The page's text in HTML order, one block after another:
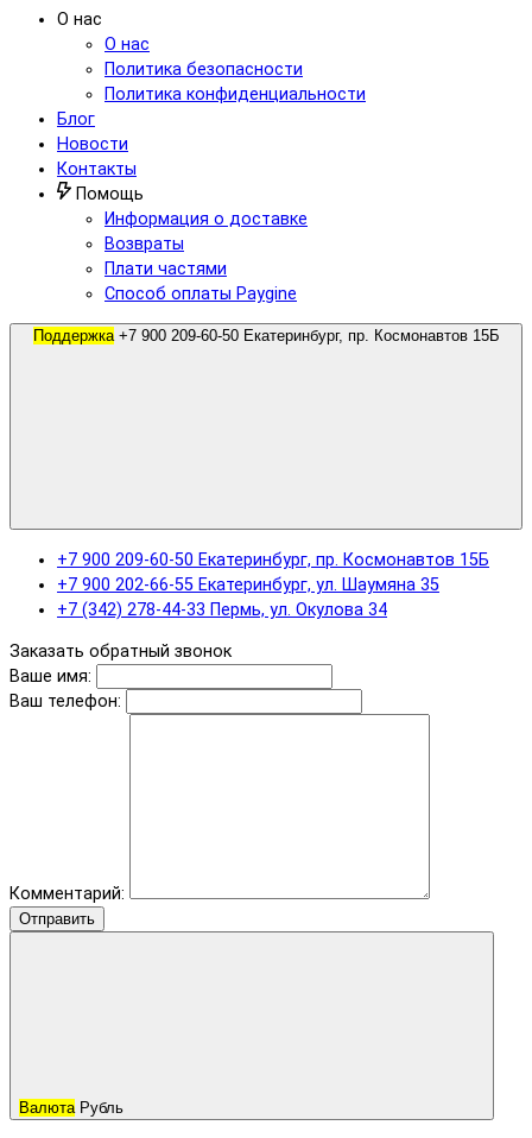
О нас
О нас
Политика безопасности
Политика конфиденциальности
Блог
Новости
Контакты
Помощь
Информация о доставке
Возвраты
Плати частями
Способ оплаты Paygine
Поддержка
+7 900 209-60-50 Екатеринбург, пр. Космонавтов 15Б
+7 900 202-66-55 Екатеринбург, ул. Шаумяна 35
+7 (342) 278-44-33 Пермь, ул. Окулова 34
Заказать обратный звонок
Ваше имя:
Ваш телефон:
Комментарий:
Отправить
Валюта Рубль